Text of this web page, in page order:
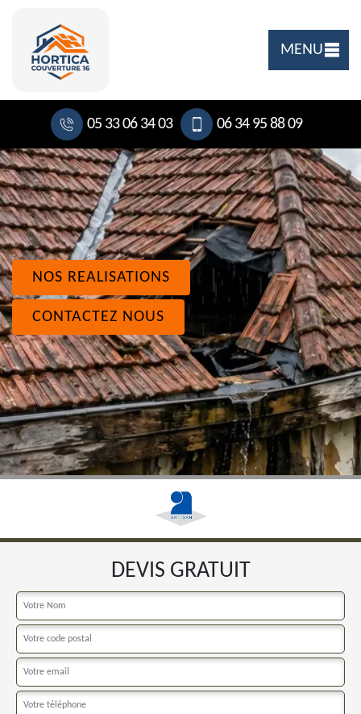
MENU
05 33 06 34 03 06 34 95 88 09
NOS REALISATIONS
CONTACTEZ NOUS
DEVIS GRATUIT